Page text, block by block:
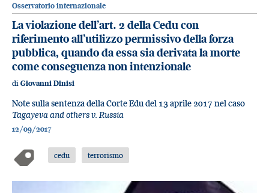
Osservatorio internazionale
La violazione dell’art. 2 della Cedu con
riferimento all’utilizzo permissivo della forza
pubblica, quando da essa sia derivata la morte
come conseguenza non intenzionale
di Giovanni Dinisi
Note sulla sentenza della Corte Edu del 13 aprile 2017 nel caso
Tagayeva and others v. Russia
12/09/2017
cedu terrorismo